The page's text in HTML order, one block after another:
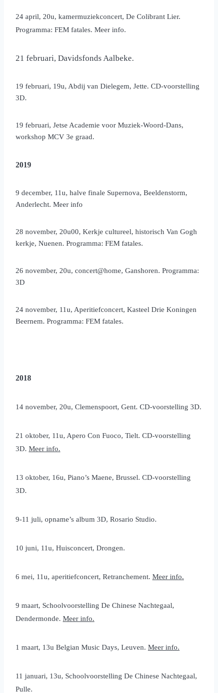
24 april, 20u, kamermuziekconcert, De Colibrant Lier.
Programma: FEM fatales. Meer info.
21 februari, Davidsfonds Aalbeke.
19 februari, 19u, Abdij van Dielegem, Jette. CD-voorstelling
3D.
19 februari, Jetse Academie voor Muziek-Woord-Dans,
workshop MCV 3e graad.
2019
9 december, 11u, halve finale Supernova, Beeldenstorm,
Anderlecht. Meer info
28 november, 20u00, Kerkje cultureel, historisch Van Gogh
kerkje, Nuenen. Programma: FEM fatales.
26 november, 20u, concert@home, Ganshoren. Programma:
3D
24 november, 11u, Aperitiefconcert, Kasteel Drie Koningen
Beernem. Programma: FEM fatales.
2018
14 november, 20u, Clemenspoort, Gent. CD-voorstelling 3D.
21 oktober, 11u, Apero Con Fuoco, Tielt. CD-voorstelling
3D. Meer info.
13 oktober, 16u, Piano’s Maene, Brussel. CD-voorstelling
3D.
9-11 juli, opname’s album 3D, Rosario Studio.
10 juni, 11u, Huisconcert, Drongen.
6 mei, 11u, aperitiefconcert, Retranchement. Meer info.
9 maart, Schoolvoorstelling De Chinese Nachtegaal,
Dendermonde. Meer info.
1 maart, 13u Belgian Music Days, Leuven. Meer info.
11 januari, 13u, Schoolvoorstelling De Chinese Nachtegaal,
Pulle.